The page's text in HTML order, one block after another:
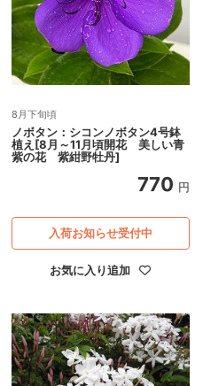
8月下旬頃
ノボタン：シコンノボタン4号鉢
植え[8月～11月頃開花 美しい青
紫の花 紫紺野牡丹]
770 円
お気に入り追加
入荷お知らせ受付中